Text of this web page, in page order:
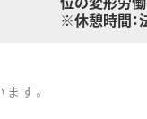
※休憩時間：
す。